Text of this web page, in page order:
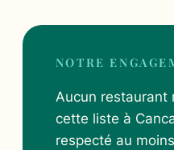
NOTRE
Aucun restaurant
cette liste à
respecté au